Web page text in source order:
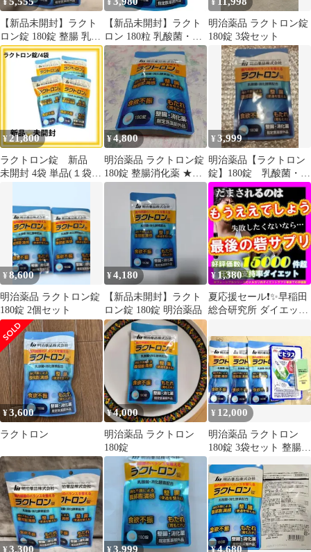
¥
【新品未開封】ラクト
ロン錠 180錠 整腸 乳酸
菌 消化酵素
¥
【新品未開封】ラクト
ロン 180粒 乳酸菌・消
化酵素 明治製薬
¥
明治薬品 ラクトロン錠
180錠 3袋セット
¥ 21,800
ラクトロン錠 新品
未開封 4袋 単品(１袋)
¥4,800
明治薬品 ラクトロン錠
180錠 整腸消化薬 ★★
届きたて ★★
¥3,999
明治薬品【ラクトロン
錠】180錠 乳酸菌・消
化酵素配合 新品未開
封
¥8,600
明治薬品 ラクトロン錠
180錠 2個セット
¥4,180
【新品未開封】ラクト
ロン錠 180錠 明治薬品
¥1,380
夏応援セール❗✨早稲田
総合研究所 ダイエット
ン 等にも
¥3,600
ラクトロン
¥4,000
明治薬品 ラクトロン
180錠
¥ 12,000
明治薬品 ラクトロン
180錠 3袋セット 整腸・
ピルケース
¥3,300 ¥3,999 ¥4,680